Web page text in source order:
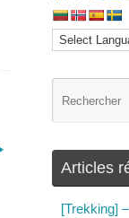
Articles
[Trekking]